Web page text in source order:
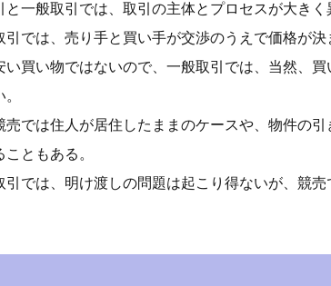
と一般取引では、取引の主体とプロセスが大きく
引では、売り手と買い手が交渉のうえで価格が
い買い物ではないので、一般取引では、当然、
売では住人が居住したままのケースや、物件の
ともある。
引では、明け渡しの問題は起こり得ないが、競売